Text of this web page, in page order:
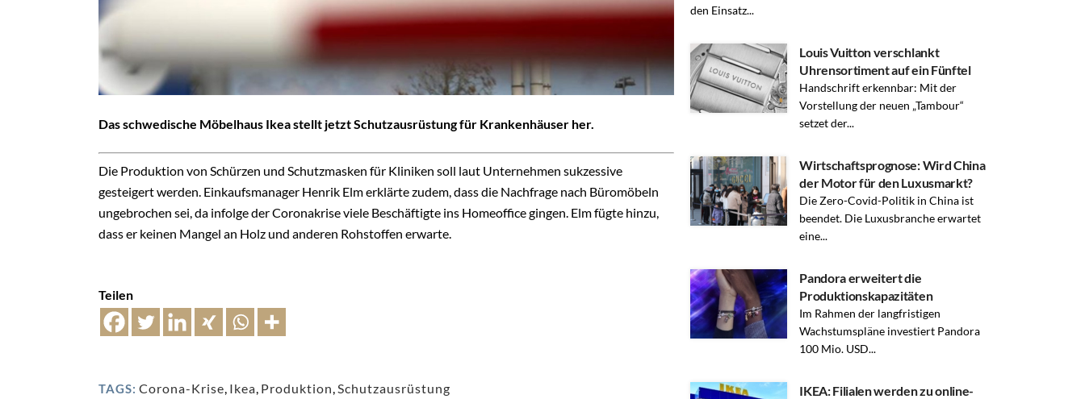
Das schwedische Möbelhaus Ikea stellt jetzt Schutzausrüstung für Krankenhäuser her.
Die Produktion von Schürzen und Schutzmasken für Kliniken soll laut Unternehmen sukzessive
gesteigert werden. Einkaufsmanager Henrik Elm erklärte zudem, dass die Nachfrage nach Büromöbeln
ungebrochen sei, da infolge der Coronakrise viele Beschäftigte ins Homeoffice gingen. Elm fügte hinzu,
dass er keinen Mangel an Holz und anderen Rohstoffen erwarte.
Teilen
TAGS: Corona-Krise, Ikea, Produktion,Schutzausrüstung
den Einsatz...
Louis Vuitton verschlankt
Uhrensortiment auf ein Fünftel
Handschrift erkennbar: Mit der
Vorstellung der neuen „Tambour“
setzet der...
Wirtschaftsprognose: Wird China
der Motor für den Luxusmarkt?
Die Zero-Covid-Politik in China ist
beendet. Die Luxusbranche erwartet
eine...
Pandora erweitert die
Produktionskapazitäten
Im Rahmen der langfristigen
Wachstumspläne investiert Pandora
100 Mio. USD...
IKEA: Filialen werden zu online-